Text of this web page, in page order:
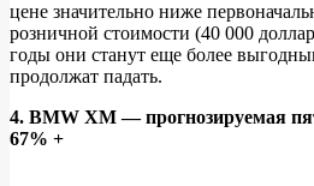
цене значительно ниже
розничной стоимости (40 000
годы они станут еще более
продолжат падать.
4. BMW XM — прогнозируемая
67% +